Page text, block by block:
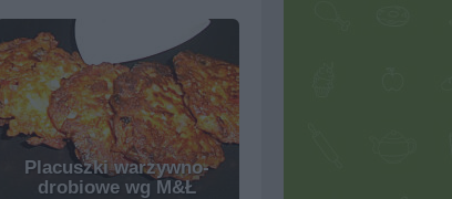
Placuszki warzywno-
drobiowe wg M&Ł